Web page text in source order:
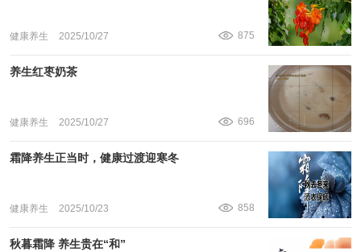
健康养生 2025/10/27 875
养生红枣奶茶
健康养生 2025/10/27 696
霜降养生正当时，健康过渡迎寒冬
健康养生 2025/10/23 858
秋暮霜降 养生贵在“和”